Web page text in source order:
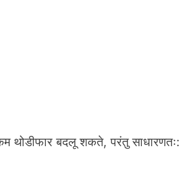
थोडीफार बदलू शकते, परंतु साधारणतः: